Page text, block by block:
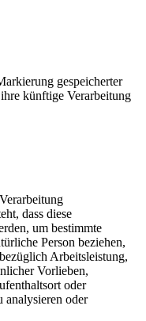
gespeicherter
künftige Verarbeitung
dass diese
um bestimmte
Person beziehen,
Arbeitsleistung,
Vorlieben,
oder
analysieren oder